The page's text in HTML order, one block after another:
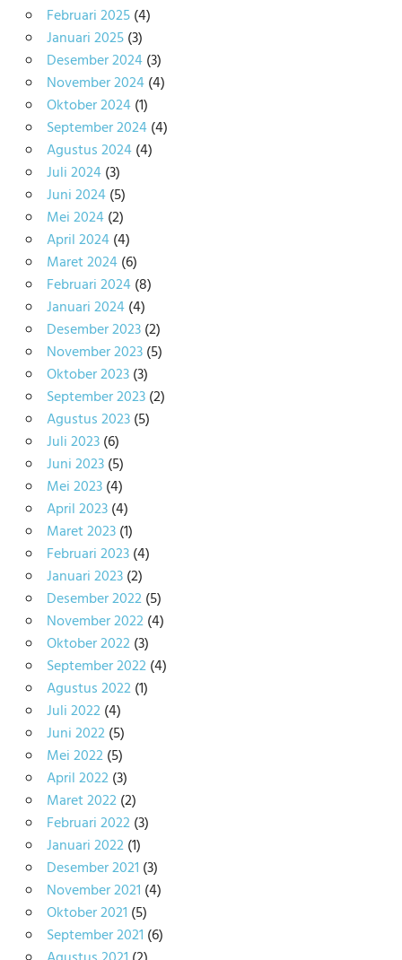
Februari 2025(4)
Januari 2025(3)
Desember 2024(3)
November 2024(4)
Oktober 2024(1)
September 2024(4)
Agustus 2024(4)
Juli 2024(3)
Juni 2024(5)
Mei 2024(2)
April 2024(4)
Maret 2024(6)
Februari 2024(8)
Januari 2024(4)
Desember 2023(2)
November 2023(5)
Oktober 2023(3)
September 2023(2)
Agustus 2023(5)
Juli 2023(6)
Juni 2023(5)
Mei 2023(4)
April 2023(4)
Maret 2023(1)
Februari 2023(4)
Januari 2023(2)
Desember 2022(5)
November 2022(4)
Oktober 2022(3)
September 2022(4)
Agustus 2022(1)
Juli 2022(4)
Juni 2022(5)
Mei 2022(5)
April 2022(3)
Maret 2022(2)
Februari 2022(3)
Januari 2022(1)
Desember 2021 (3)
November 2021 (4)
Oktober 2021 (5)
September 2021 (6)